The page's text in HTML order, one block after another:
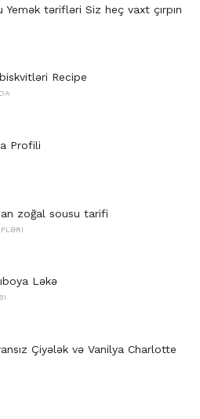
Yemək tərifləri Siz heç vaxt çırpın
Recipe
Profili
zoğal sousu tarifi
Ləkə
Çiyələk və Vanilya Charlotte